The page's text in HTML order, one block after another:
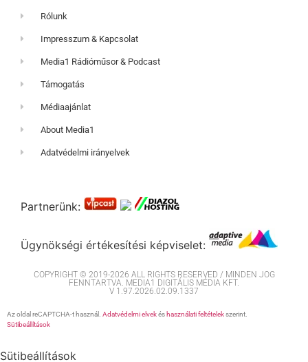
Rólunk
Impresszum & Kapcsolat
Media1 Rádióműsor & Podcast
Támogatás
Médiaajánlat
About Media1
Adatvédelmi irányelvek
Partnerünk:
Ügynökségi értékesítési képviselet:
COPYRIGHT © 2019-2026 ALL RIGHTS RESERVED / MINDEN JOG
FENNTARTVA. MEDIA1 DIGITÁLIS MÉDIA KFT.
V 1.97.2026.02.09.1337
Az oldal reCAPTCHA-t használ. Adatvédelmi elvekés használati feltételekszerint.
Sütibeállítások
Sütibeállítások